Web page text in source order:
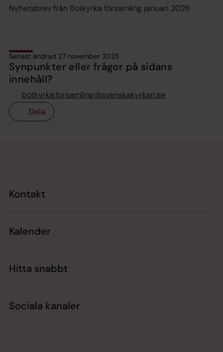
Nyhetsbrev från Botkyrka församling januari 2026
Senast ändrad 27 november 2025
Synpunkter eller frågor på sidans
innehåll?
botkyrka.forsamling@svenskakyrkan.se
Dela
Kontakt
Kalender
Hitta snabbt
Sociala kanaler